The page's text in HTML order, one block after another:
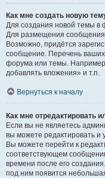
Как мне создать новую
Для создания новой темы в
Для размещения сообщения
Возможно, придётся
сообщение. Перечень ваших
форума или темы.
добавлять вложения» и т.п.
Вернуться к началу
Как мне отредактировать
Если вы не являетесь
вы можете редактировать и
Вы можете перейти к
соответствующем
времени после его
под ним появится